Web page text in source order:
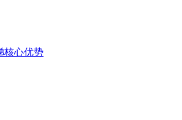
核心优势